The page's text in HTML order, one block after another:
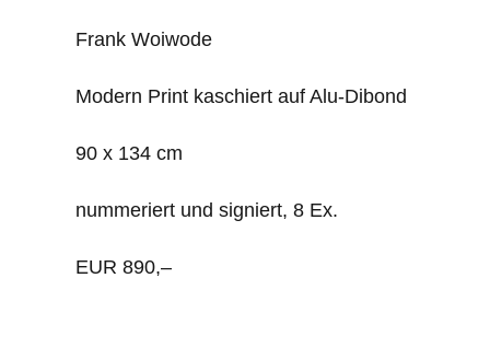
Frank Woiwode
Modern Print kaschiert auf Alu-Dibond
90 x 134 cm
nummeriert und signiert, 8 Ex.
EUR 890,–